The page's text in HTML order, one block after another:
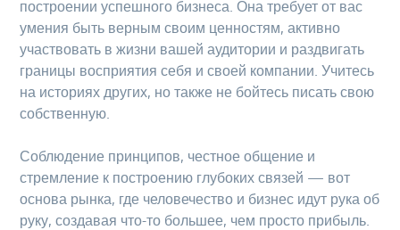
построении успешного бизнеса. Она требует от вас
умения быть верным своим ценностям, активно
участвовать в жизни вашей аудитории и раздвигать
границы восприятия себя и своей компании. Учитесь
на историях других, но также не бойтесь писать свою
собственную.
Соблюдение принципов, честное общение и
стремление к построению глубоких связей — вот
основа рынка, где человечество и бизнес идут рука об
руку, создавая что-то большее, чем просто прибыль.